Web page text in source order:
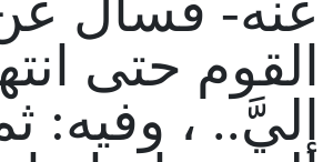
عنه- فسأل
القوم حتى
إليَّ.. ، وفيه: